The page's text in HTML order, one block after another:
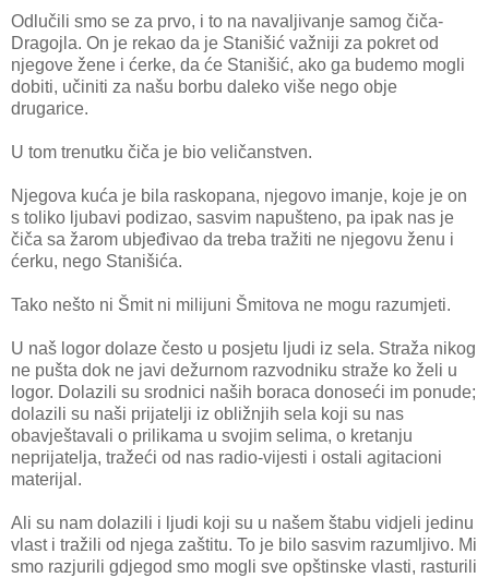
Odlučili smo se za prvo, i to na navaljivanje samog čiča-
Dragojla. On je rekao da je Stanišić važniji za pokret od
njegove žene i ćerke, da će Stanišić, ako ga budemo mogli
dobiti, učiniti za našu borbu daleko više nego obje
drugarice.
U tom trenutku čiča je bio veličanstven.
Njegova kuća je bila raskopana, njegovo imanje, koje je on
s toliko ljubavi podizao, sasvim napušteno, pa ipak nas je
čiča sa žarom ubjeđivao da treba tražiti ne njegovu ženu i
ćerku, nego Stanišića.
Tako nešto ni Šmit ni milijuni Šmitova ne mogu razumjeti.
U naš logor dolaze često u posjetu ljudi iz sela. Straža nikog
ne pušta dok ne javi dežurnom razvodniku straže ko želi u
logor. Dolazili su srodnici naših boraca donoseći im ponude;
dolazili su naši prijatelji iz obližnjih sela koji su nas
obavještavali o prilikama u svojim selima, o kretanju
neprijatelja, tražeći od nas radio-vijesti i ostali agitacioni
materijal.
Ali su nam dolazili i ljudi koji su u našem štabu vidjeli jedinu
vlast i tražili od njega zaštitu. To je bilo sasvim razumljivo. Mi
smo razjurili gdjegod smo mogli sve opštinske vlasti, rasturili